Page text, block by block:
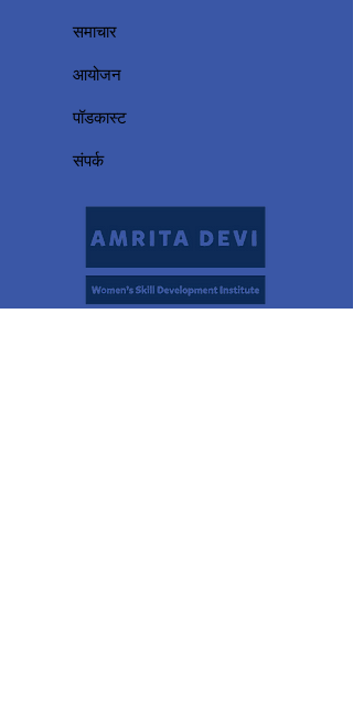
समाचार
आयोजन
पॉडकास्ट
संपर्क